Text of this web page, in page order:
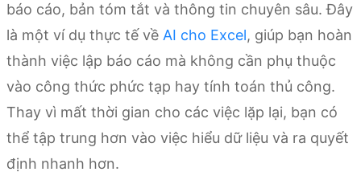
báo cáo, bản tóm tắt và thông tin chuyên sâu. Đây
là một ví dụ thực tế về AI cho Excel, giúp bạn hoàn
thành việc lập báo cáo mà không cần phụ thuộc
vào công thức phức tạp hay tính toán thủ công.
Thay vì mất thời gian cho các việc lặp lại, bạn có
thể tập trung hơn vào việc hiểu dữ liệu và ra quyết
định nhanh hơn.